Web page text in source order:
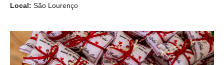
Local: São Lourenço